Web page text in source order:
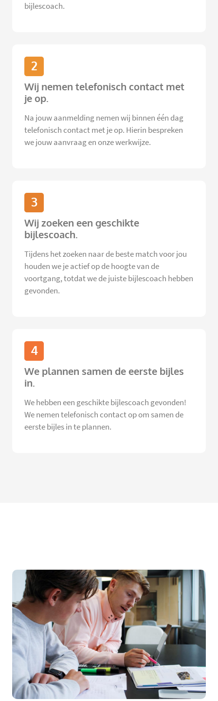
bijlescoach.
2
Wij nemen telefonisch contact met
je op.
Na jouw aanmelding nemen wij binnen één dag
telefonisch contact met je op. Hierin bespreken
we jouw aanvraag en onze werkwijze.
3
Wij zoeken een geschikte
bijlescoach.
Tijdens het zoeken naar de beste match voor jou
houden we je actief op de hoogte van de
voortgang, totdat we de juiste bijlescoach hebben
gevonden.
4
We plannen samen de eerste bijles
in.
We hebben een geschikte bijlescoach gevonden!
We nemen telefonisch contact op om samen de
eerste bijles in te plannen.